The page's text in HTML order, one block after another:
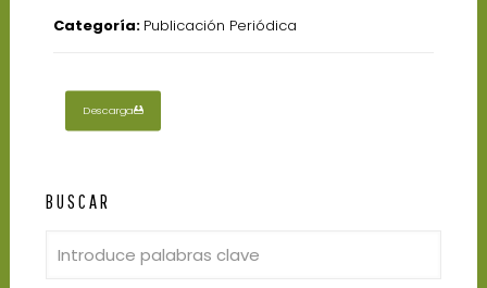
Categoría: Publicación Periódica
Descarga
BUSCAR